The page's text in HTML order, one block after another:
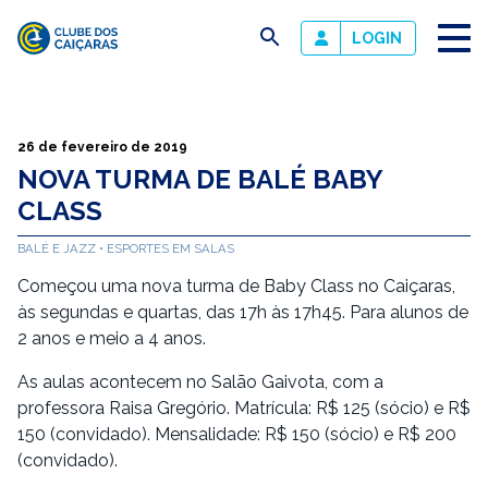
Caiçaras
busca LOGIN
26 de fevereiro de 2019
NOVA TURMA DE BALÉ BABY
CLASS
BALÉ E JAZZ ESPORTES EM SALAS
Começou uma nova turma de Baby Class no Caiçaras,
às segundas e quartas, das 17h às 17h45. Para alunos de
2 anos e meio a 4 anos.
As aulas acontecem no Salão Gaivota, com a
professora Raisa Gregório. Matrícula: R$ 125 (sócio) e R$
150 (convidado). Mensalidade: R$ 150 (sócio) e R$ 200
(convidado).